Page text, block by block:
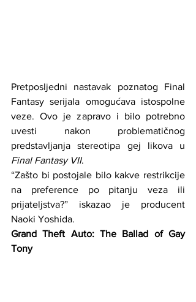
Pretposljedni nastavak poznatog Final
Fantasy serijala omogućava istospolne
veze. Ovo je zapravo i bilo potrebno
uvesti nakon problematičnog
Final Fantasy VII.
“Zašto bi postojale bilo kakve restrikcije
na preference po pitanju veza ili
prijateljstva?” iskazao je producent
Naoki Yoshida.
Grand Theft Auto: The Ballad of Gay
Tony